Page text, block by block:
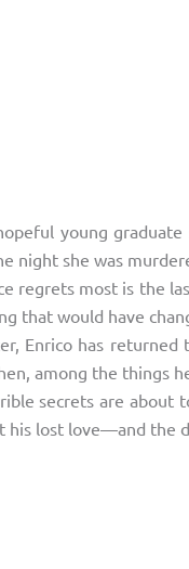
young
night she was
regrets most is the
that would have
Enrico has
among the things
secrets are about
his lost love—and the